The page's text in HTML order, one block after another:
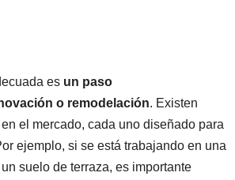
es un paso
o remodelación. Existen
el mercado, cada uno diseñado para
ejemplo, si se está trabajando en una
suelo de terraza, es importante